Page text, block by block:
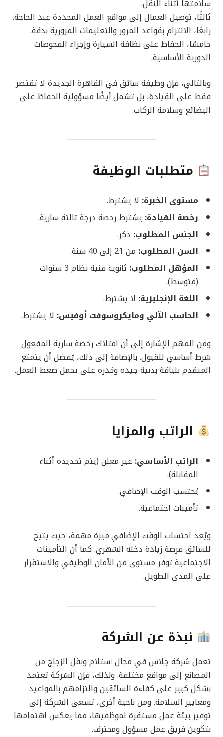
سلامتها أثناء النقل.
ثالثًا، توصيل العمال إلى مواقع العمل المحددة عند الحاجة.
رابعًا، الالتزام بقواعد المرور والتعليمات المرورية بدقة.
خامسًا، الحفاظ على نظافة السيارة وإجراء الفحوصات
الدورية الأساسية.
وبالتالي، فإن وظيفة سائق في القاهرة الجديدة لا تقتصر
فقط على القيادة، بل تشمل أيضًا مسؤولية الحفاظ على
البضائع وسلامة الركاب.
متطلبات الوظيفة
مستوى الخبرة: لا يشترط.
رخصة القيادة: يشترط رخصة درجة ثالثة سارية.
الجنس المطلوب: ذكر.
السن المطلوب: من 21 إلى 40 سنة.
المؤهل المطلوب:
ثانوية فنية نظام 3 سنوات
(متوسط).
اللغة الإنجليزية: لا يشترط.
الحاسب الآلي ومايكروسوفت أوفيس: لا يشترط.
ومن المهم الإشارة إلى أن امتلاك رخصة سارية المفعول
شرط أساسي للقبول. بالإضافة إلى ذلك، يُفضل أن يتمتع
المتقدم بلياقة بدنية جيدة وقدرة على تحمل ضغط العمل.
الراتب والمزايا
الراتب الأساسي: غير معلن (يتم تحديده أثناء
المقابلة).
يُحتسب الوقت الإضافي.
تأمينات اجتماعية.
ويُعد احتساب الوقت الإضافي ميزة مهمة، حيث يتيح
للسائق فرصة زيادة دخله الشهري. كما أن التأمينات
الاجتماعية توفر مستوى من الأمان الوظيفي والاستقرار
على المدى الطويل.
نبذة عن الشركة
تعمل شركة جلاس في مجال استلام ونقل الزجاج من
المصانع إلى مواقع مختلفة. ولذلك، فإن الشركة تعتمد
بشكل كبير على كفاءة السائقين والتزامهم بالمواعيد
ومعايير السلامة. ومن ناحية أخرى، تسعى الشركة إلى
توفير بيئة عمل مستقرة لموظفيها، مما يعكس اهتمامها
بتكوين فريق عمل مسؤول ومحترف.